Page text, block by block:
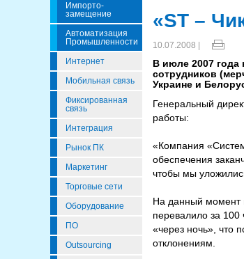
Импорто­
Замещение
Автоматизация
Промышленности
Интернет
Мобильная связь
Фиксированная
связь
Интеграция
Рынок ПК
Маркетинг
Торговые сети
Оборудование
ПО
Outsourcing
«ST –
10.07.2008 |
В июле 2007 года
сотрудников
Украине и
Генеральный
работы:
«Компания
обеспечения
чтобы мы
На данный момент
перевалило за
«через ночь», что
отклонениям.